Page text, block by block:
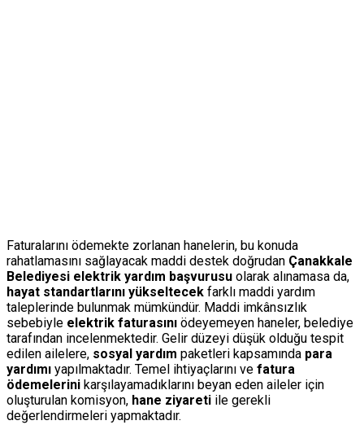
Faturalarını ödemekte zorlanan hanelerin, bu konuda
rahatlamasını sağlayacak maddi destek doğrudan Çanakkale
Belediyesi elektrik yardım başvurusu olarak alınamasa da,
hayat standartlarını yükseltecek farklı maddi yardım
taleplerinde bulunmak mümkündür. Maddi imkânsızlık
sebebiyle elektrik faturasını ödeyemeyen haneler, belediye
tarafından incelenmektedir. Gelir düzeyi düşük olduğu tespit
edilen ailelere, sosyal yardım paketleri kapsamında para
yardımı yapılmaktadır. Temel ihtiyaçlarını ve fatura
ödemelerini karşılayamadıklarını beyan eden aileler için
oluşturulan komisyon, hane ziyareti ile gerekli
değerlendirmeleri yapmaktadır.